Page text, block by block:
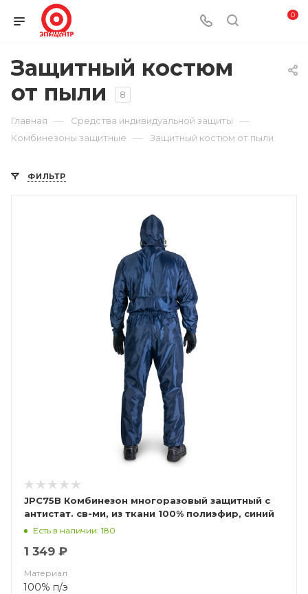
0
Защитный костюм
от пыли
8
Главная — Средства индивидуальной защиты —
Комбинезоны защитные — Защитный костюм от пыли
ФИЛЬТР
JPC75B Комбинезон многоразовый защитный с
антистат. св-ми, из ткани 100% полиэфир, синий
(ЧЗ)Есть в наличии: 180
1 349 ₽
Материал
100% п/э